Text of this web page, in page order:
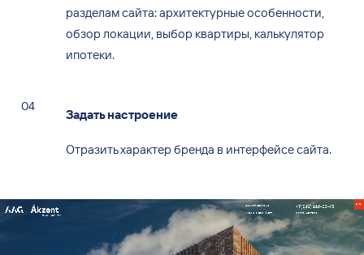
разделам сайта: архитектурные особенности,
обзор локации, выбор квартиры, калькулятор
ипотеки.
Задать настроение
Отразить характер бренда в интерфейсе сайта.